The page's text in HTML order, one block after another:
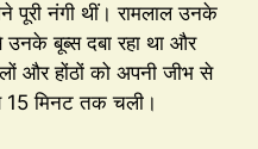
पूरी नंगी थीं। रामलाल उनके
उनके बूब्स दबा रहा था और
और होंठों को अपनी जीभ से
15 मिनट तक चली।